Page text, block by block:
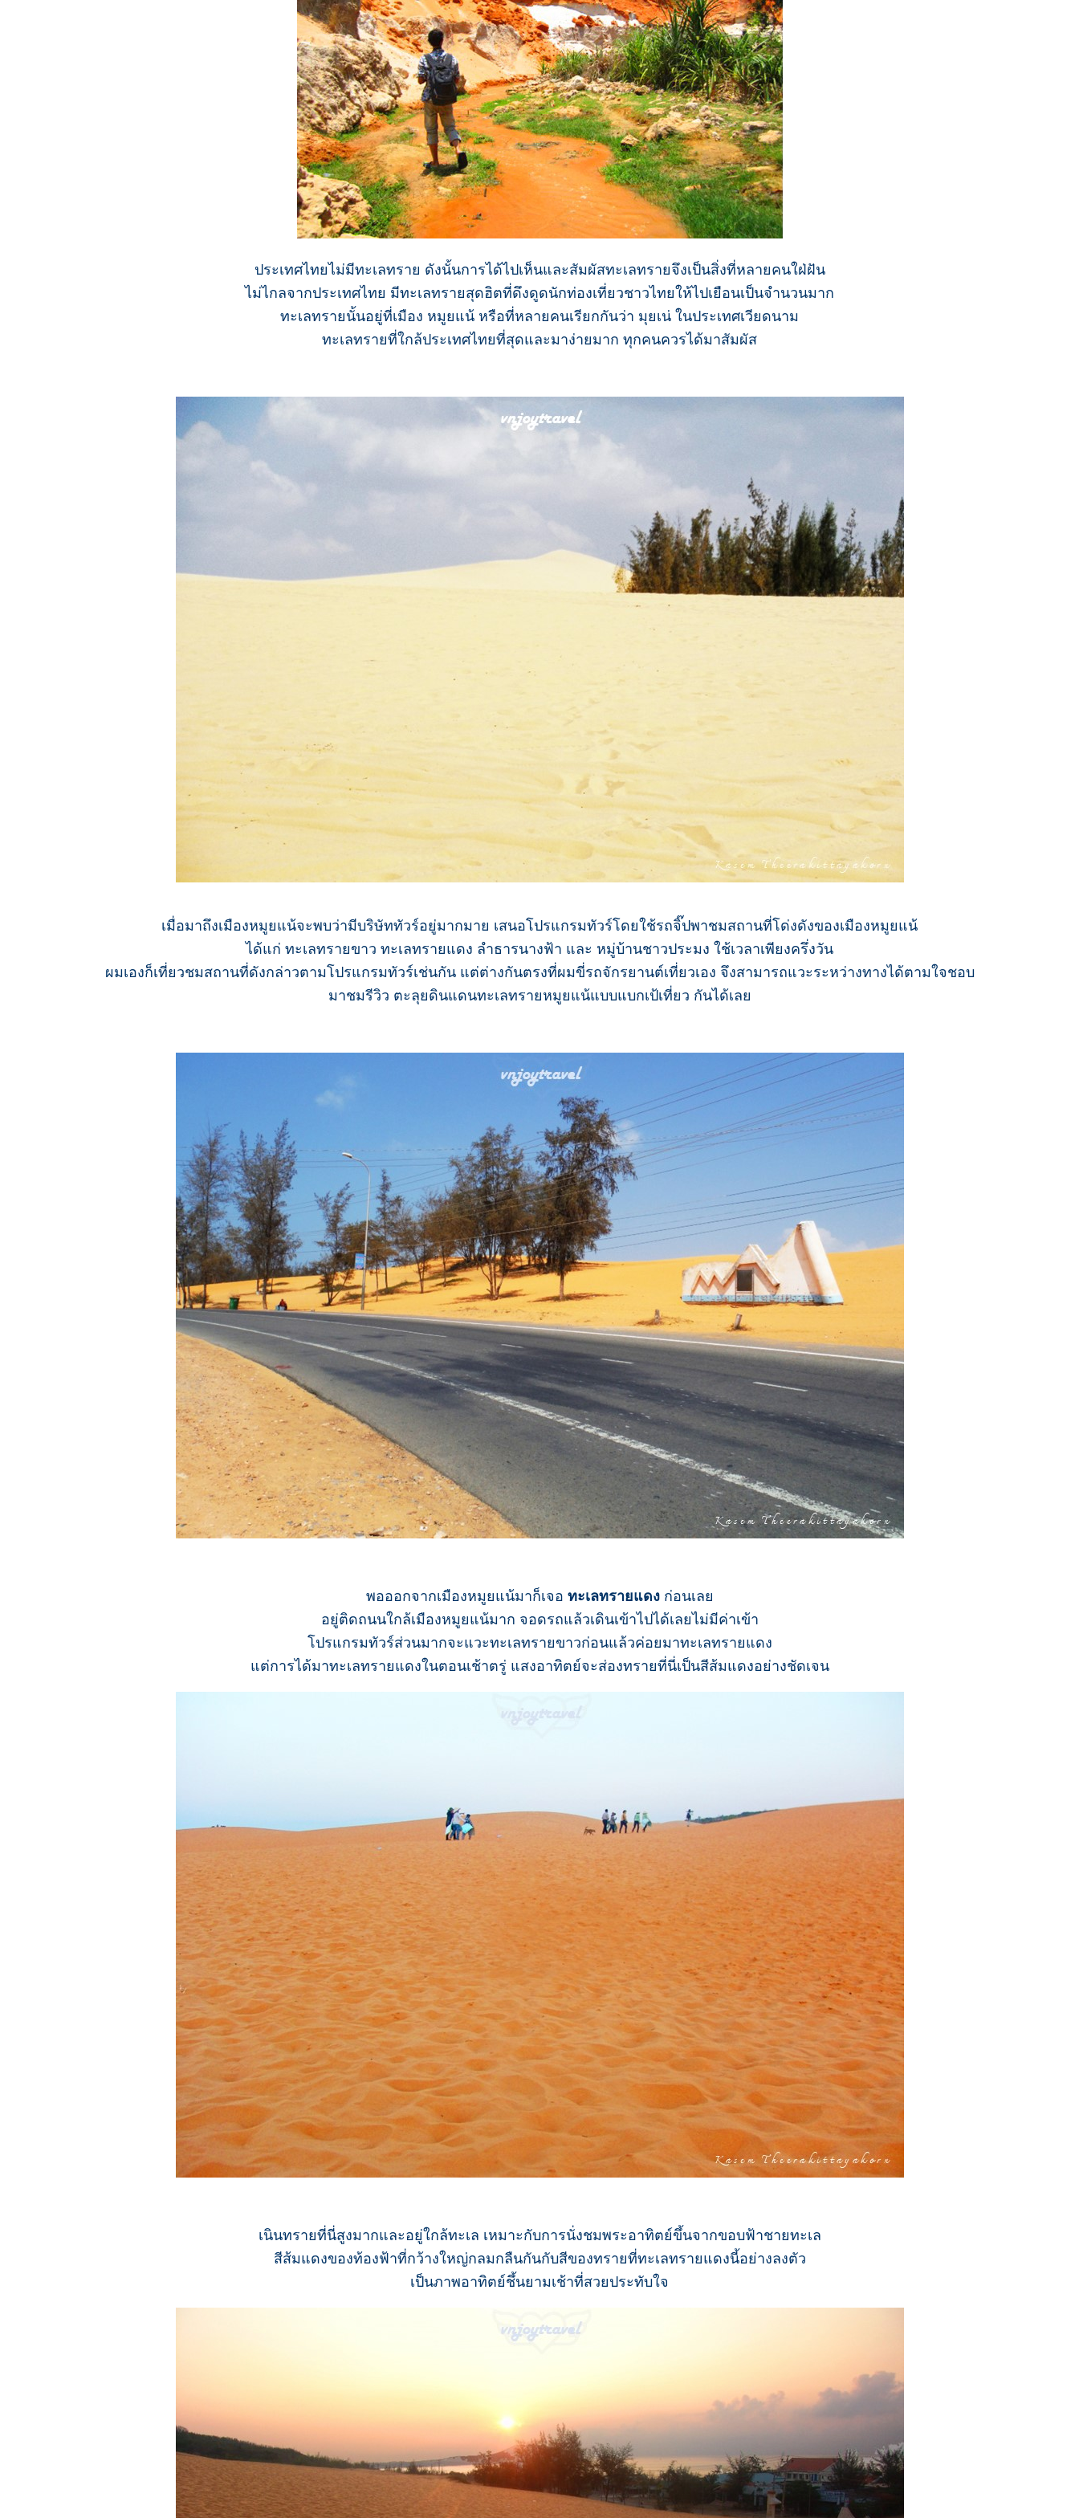
ประเทศไทยไม่มีทะเลทราย ดังนั้นการได้ไปเห็นและสัมผัสทะเลทรายจึงเป็นสิ่งที่หลายคนใฝ่ฝัน
ไม่ไกลจากประเทศไทย มีทะเลทรายสุดฮิตที่ดึงดูดนักท่องเที่ยวชาวไทยให้ไปเยือนเป็นจำนวนมาก
ทะเลทรายนั้นอยู่ที่เมือง หมูยแน้ หรือที่หลายคนเรียกกันว่า มุยเน่ ในประเทศเวียดนาม
ทะเลทรายที่ใกล้ประเทศไทยที่สุดและมาง่ายมาก ทุกคนควรได้มาสัมผัส
เมื่อมาถึงเมืองหมูยแน้จะพบว่ามีบริษัททัวร์อยู่มากมาย เสนอโปรแกรมทัวร์โดยใช้รถจิ๊ปพาชมสถานที่โด่งดังของเมืองหมูยแน้
ได้แก่ ทะเลทรายขาว ทะเลทรายแดง ลำธารนางฟ้า และ หมู่บ้านชาวประมง ใช้เวลาเพียงครึ่งวัน
ผมเองก็เที่ยวชมสถานที่ดังกล่าวตามโปรแกรมทัวร์เช่นกัน แต่ต่างกันตรงที่ผมขี่รถจักรยานต์เที่ยวเอง จึงสามารถแวะระหว่างทางได้ตามใจชอบ
มาชมรีวิว ตะลุยดินแดนทะเลทรายหมูยแน้แบบแบกเป้เที่ยว กันได้เลย
พอออกจากเมืองหมูยแน้มาก็เจอ ทะเลทรายแดงก่อนเลย
อยู่ติดถนนใกล้เมืองหมูยแน้มาก จอดรถแล้วเดินเข้าไปได้เลยไม่มีค่าเข้า
โปรแกรมทัวร์ส่วนมากจะแวะทะเลทรายขาวก่อนแล้วค่อยมาทะเลทรายแดง
แต่การได้มาทะเลทรายแดงในตอนเช้าตรู่ แสงอาทิตย์จะส่องทรายที่นี่เป็นสีส้มแดงอย่างชัดเจน
เนินทรายที่นี่สูงมากและอยู่ใกล้ทะเล เหมาะกับการนั่งชมพระอาทิตย์ขึ้นจากขอบฟ้าชายทะเล
สีส้มแดงของท้องฟ้าที่กว้างใหญ่กลมกลืนกันกับสีของทรายที่ทะเลทรายแดงนี้อย่างลงตัว
เป็นภาพอาทิตย์ชึ้นยามเช้าที่สวยประทับใจ